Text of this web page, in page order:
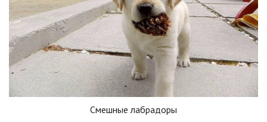
Смешные лабрадоры